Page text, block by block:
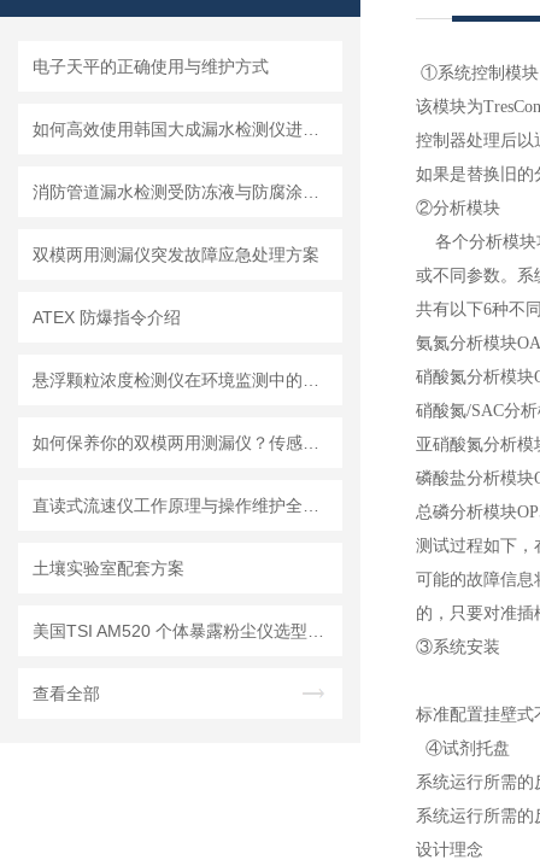
电子天平的正确使用与维护方式
双模两用测漏仪突发故障应急处理方案
ATEX 防爆指令介绍
土壤实验室配套方案
查看全部
①系统控制模块
该模块为
控制器处理后以
如果是替换旧的
②分析模块
各个分析模块
或不同参数。
共有以下6种不
氨氮分析模块
硝酸氮分析模块
硝酸氮/SAC分
亚硝酸氮分析模
磷酸盐分析模块
总磷分析模块
测试过程如下，
可能的故障信息
的，只要对准
③系统安装
标准配置挂壁
④试剂托盘
系统运行所需
系统运行所需
设计理念